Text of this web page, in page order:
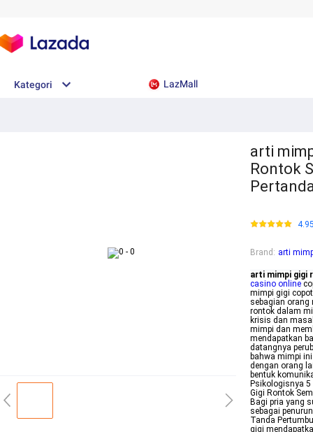
Kategori LazMall
arti
Rontok
Brand : arti
arti mimpi gigi
casino online
mimpi gigi
sebagian
rontok dalam
krisis dan
mimpi dan
mendapatkan
datangnya
bahwa mimpi
dengan orang
bentuk
Psikologisnya
Gigi Rontok
Bagi pria yang
sebagai
Tanda
gigi